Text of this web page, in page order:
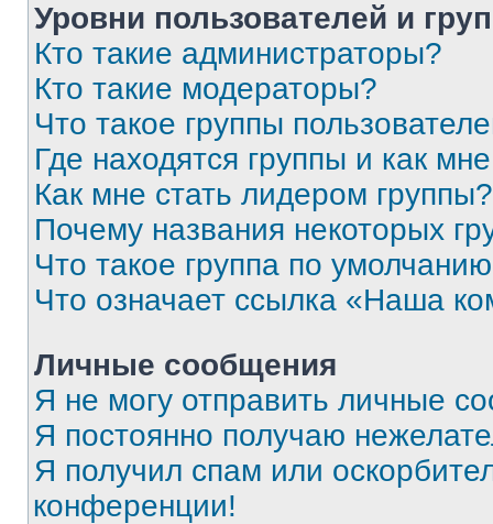
Уровни пользователей и
Кто такие администраторы?
Кто такие модераторы?
Что такое группы
Где находятся группы и как
Как мне стать лидером группы?
Почему названия некоторых
Что такое группа по
Что означает ссылка «Наша
Личные сообщения
Я не могу отправить личные
Я постоянно получаю
Я получил спам или
конференции!